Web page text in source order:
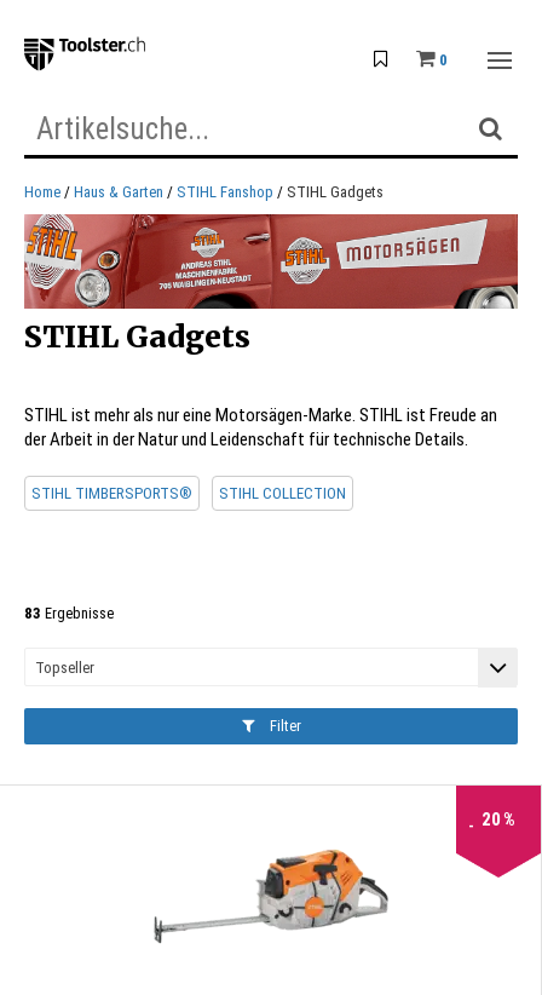
0
Home Haus & Garten STIHL Fanshop STIHL Gadgets
STIHL Gadgets
STIHL ist mehr als nur eine Motorsägen-Marke. STIHL ist Freude an
der Arbeit in der Natur und Leidenschaft für technische Details.
STIHL TIMBERSPORTS® STIHL COLLECTION
83 Ergebnisse
Filter
20%